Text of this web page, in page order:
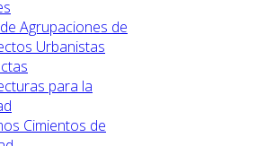
Agrupaciones de
Urbanistas
para la
Cimientos de